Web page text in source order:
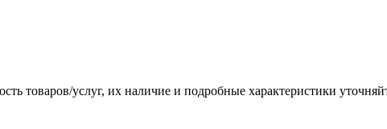
товаров/услуг, их наличие и подробные характеристики